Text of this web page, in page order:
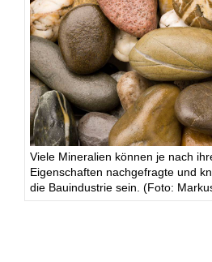
Viele Mineralien können je nach
Eigenschaften nachgefragte und
die Bauindustrie sein. (Foto: